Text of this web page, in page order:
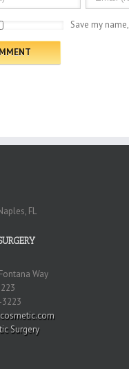
Save my
FL
Way
Surgery